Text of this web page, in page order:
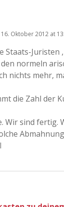
16. Oktober 2012 at
Staats-Juristen
normeln
nichts mehr,
die Zahl der
Wir sind fertig.